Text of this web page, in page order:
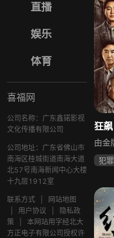
直播
娱乐
体育
喜福网
公司名称：广东鑫锘影视
文化传播有限公司
公司地址：广东省佛山市
南海区桂城街道南海大道
北57号南海新闻中心大楼
十九层1912室
联系方式
网站地图
用户协议
隐私政
策
本网站用字经北大
方正电子有限公司授权许
狂飙
犯罪